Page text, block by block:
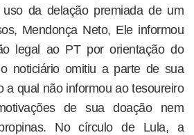
da delação premiada de um
Mendonça Neto, Ele informou
legal ao PT por orientação do
noticiário omitiu a parte de sua
a qual não informou ao tesoureiro
de sua doação nem
No círculo de Lula, a